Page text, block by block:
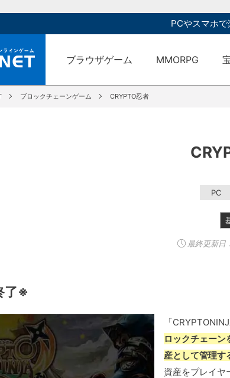
PCやスマホ
ブラウザゲーム MMORPG
ブロックチェーンゲーム CRYPTO忍者
PC
最終更新日
了※
「
ロックチェーン
産として管理す
資産をプレイヤ